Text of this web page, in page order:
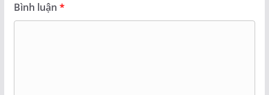
Bình luận *